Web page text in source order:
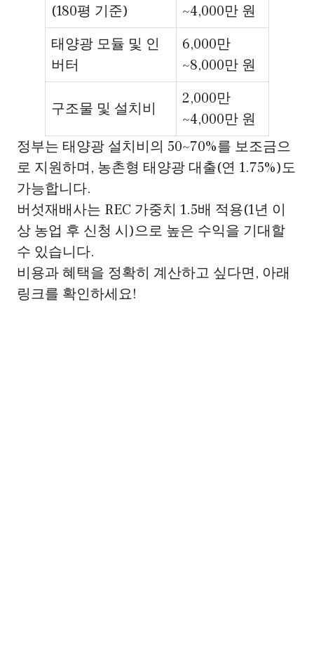
(180평 기준)
~4,000만 원
태양광 모듈 및 인
버터
6,000만
~8,000만 원
구조물 및 설치비
2,000만
~4,000만 원
정부는 태양광 설치비의 50~70%를 보조금으
로 지원하며, 농촌형 태양광 대출(연 1.75%)도
가능합니다.
버섯재배사는 REC 가중치 1.5배 적용(1년 이
상 농업 후 신청 시)으로 높은 수익을 기대할
수 있습니다.
비용과 혜택을 정확히 계산하고 싶다면, 아래
링크를 확인하세요!